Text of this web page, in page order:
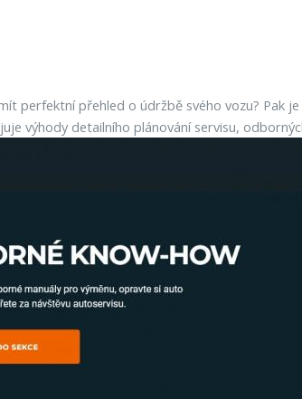
perfektní přehled o údržbě svého vozu? Pak
výhody detailního plánování servisu,